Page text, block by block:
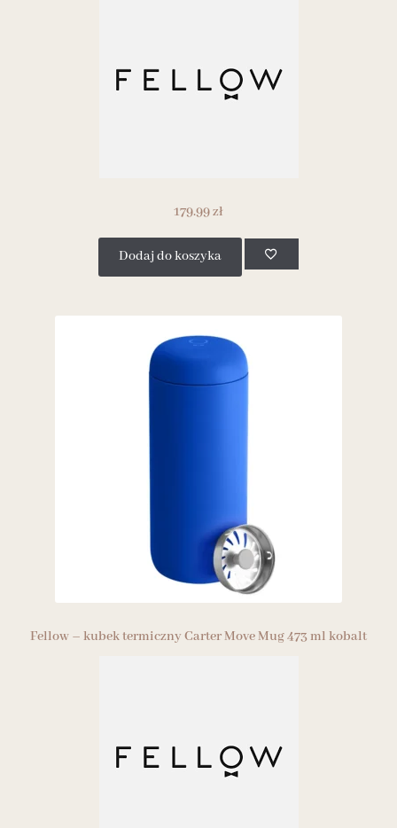
179.99zł
Dodaj do koszyka
Fellow – kubek termiczny Carter Move Mug 473 ml kobalt